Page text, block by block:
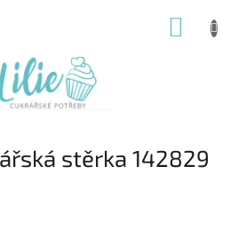
stěrka 142829